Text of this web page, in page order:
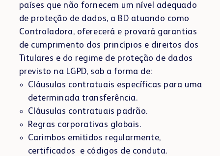
países que não fornecem um nível adequado
de proteção de dados, a BD atuando como
Controladora, oferecerá e provará garantias
de cumprimento dos princípios e direitos dos
Titulares e do regime de proteção de dados
previsto na LGPD, sob a forma de:
Cláusulas contratuais específicas para uma
determinada transferência.
Cláusulas contratuais padrão.
Regras corporativas globais.
Carimbos emitidos regularmente,
certificados e códigos de conduta.